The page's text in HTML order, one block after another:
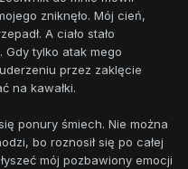
zniknęło. Mój cień,
A ciało stało
tylko atak mego
przez zaklęcie
na kawałki.
ponury śmiech. Nie można
bo roznosił się po całej
mój pozbawiony emocji